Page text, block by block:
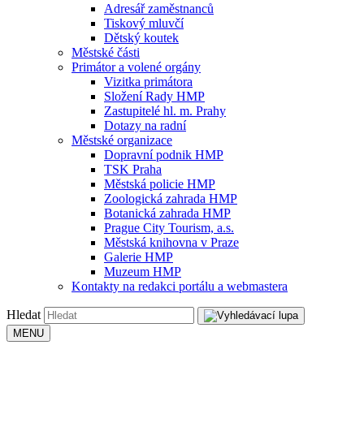
Adresář zaměstnanců
Tiskový mluvčí
Dětský koutek
Městské části
Primátor a volené orgány
Vizitka primátora
Složení Rady HMP
Zastupitelé hl. m. Prahy
Dotazy na radní
Městské organizace
Dopravní podnik HMP
TSK Praha
Městská policie HMP
Zoologická zahrada HMP
Botanická zahrada HMP
Prague City Tourism, a.s.
Městská knihovna v Praze
Galerie HMP
Muzeum HMP
Kontakty na redakci portálu a webmastera
Hledat
MENU